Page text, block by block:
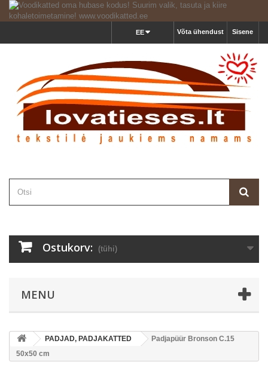
Sisene
Võta ühendust
EE
Ostukorv: (tühi)
MENU
PADJAD, PADJAKATTED
Padjapüür Bronson C.15
50x50 cm